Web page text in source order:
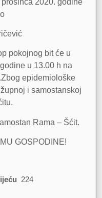
pokojnog bit će u
u 13.00 h na
epidemiološke
i samostanskoj
Rama – Šćit.
GOSPODINE!
224